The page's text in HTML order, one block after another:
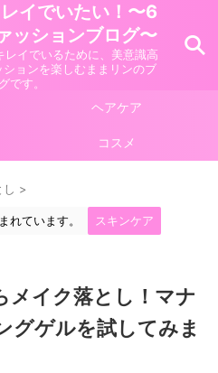
イでいたい！〜6
ッションブログ〜
イでいるために、美意識高
ョンを楽しむままリンのブ
です。
ヘアケア
コスメ
し >
れています。 スキンケア
メイク落とし！マナ
グゲルを試してみま